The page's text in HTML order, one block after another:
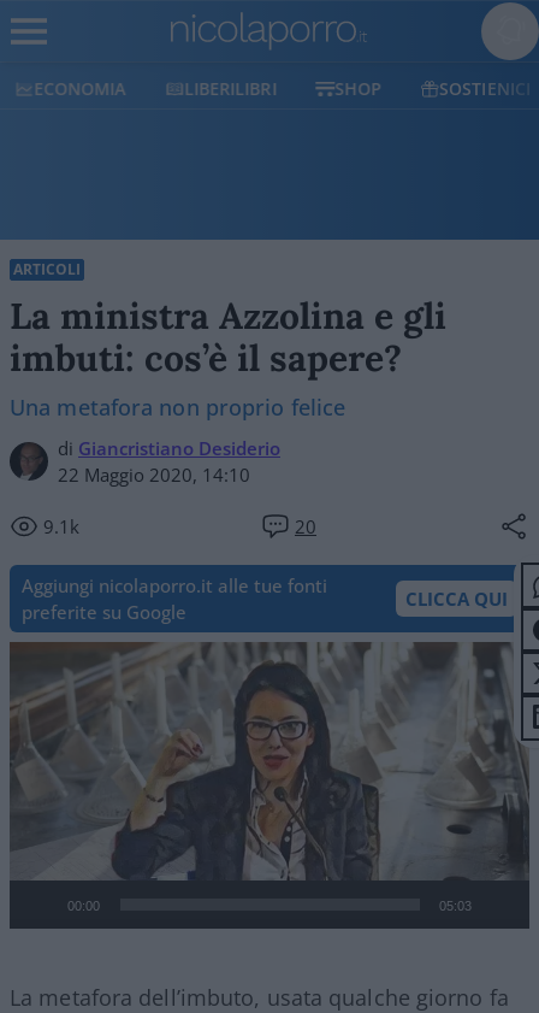
ECONOMIA LIBERILIBRI SHOP SOSTIENICI
ARTICOLI
La ministra Azzolina e gli
imbuti: cos’è il sapere?
Una metafora non proprio felice
di Giancristiano Desiderio
22 Maggio 2020, 14:10
9.1k 20
Aggiungi nicolaporro.it alle tue fonti
preferite su Google
CLICCA QUI
Player
00:00 05:03
La metafora dell’imbuto, usata qualche giorno fa